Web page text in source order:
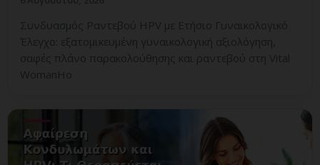
Συνδυασμός Ραντεβού HPV με Ετήσιο Γυναικολογικό
Έλεγχο: εξατομικευμένη γυναικολογική αξιολόγηση,
σαφές πλάνο παρακολούθησης και ραντεβού στη Vital
WomanHo